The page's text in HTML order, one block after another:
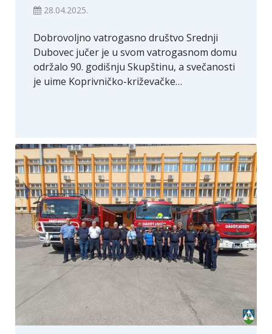
28.04.2025.
Dobrovoljno vatrogasno društvo Srednji
Dubovec jučer je u svom vatrogasnom domu
održalo 90. godišnju Skupštinu, a svečanosti
je uime Koprivničko-križevačke…